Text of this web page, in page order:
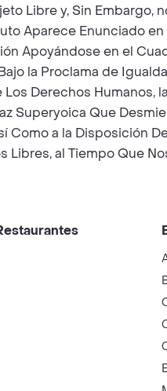
Libre y, Sin
Aparece Enunciado
Apoyándose en el
la Proclama de
Derechos Humanos,
Superyoica Que
Como a la Disposición
Libres, al Tiempo Que